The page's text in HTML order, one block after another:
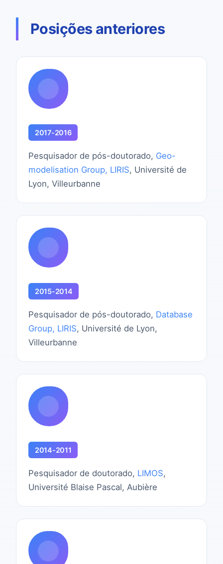
Posições anteriores
2017-2016
Pesquisador de pós-doutorado, Geo-
modelisation Group, LIRIS, Université de
Lyon, Villeurbanne
2015-2014
Pesquisador de pós-doutorado, Database
Group, LIRIS, Université de Lyon,
Villeurbanne
2014-2011
Pesquisador de doutorado, LIMOS,
Université Blaise Pascal, Aubière